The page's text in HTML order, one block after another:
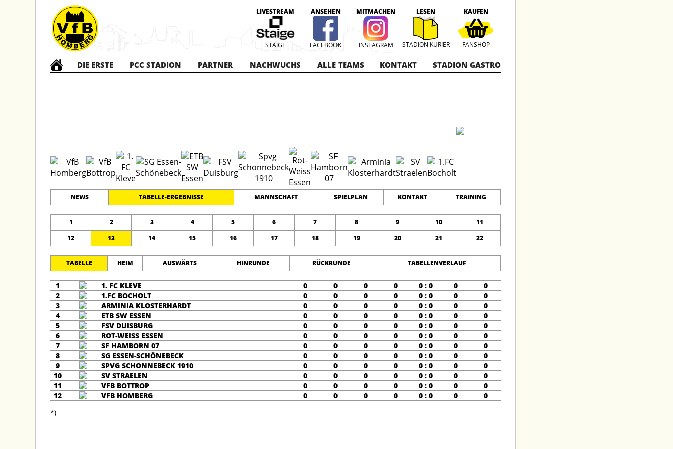
LIVESTREAM
STAIGE
ANSEHEN
FACEBOOK
MITMACHEN
INSTAGRAM
LESEN
STADION KURIER
KAUFEN
FANSHOP
DIE ERSTE PCC STADION PARTNER NACHWUCHS ALLE TEAMS KONTAKT STADION GASTRO
NEWS TABELLE-ERGEBNISSE MANNSCHAFT SPIELPLAN KONTAKT TRAINING
1 2 3 4 5 6 7 8 9 10
11
12
13 14 15 16 17 18 19 20 21 22
TABELLE HEIM AUSWÄRTS HINRUNDE RÜCKRUNDE TABELLENVERLAUF
1 1. FC KLEVE 0 0 0 0 0 : 0 0
0
2
1.FC BOCHOLT 0 0 0 0 0 : 0 0
0
3
ARMINIA KLOSTERHARDT 0 0 0 0 0 : 0 0
0
4
ETB SW ESSEN 0 0 0 0 0 : 0 0
0
5
FSV DUISBURG 0 0 0 0 0 : 0 0
0
6
ROT-WEISS ESSEN 0 0 0 0 0 : 0 0
0
7
SF HAMBORN 07 0 0 0 0 0 : 0 0
0
8
SG ESSEN-SCHÖNEBECK 0 0 0 0 0 : 0 0
0
9
SPVG SCHONNEBECK 1910 0 0 0 0 0 : 0 0
0
10
SV STRAELEN 0 0 0 0 0 : 0 0
0
11
VFB BOTTROP 0 0 0 0 0 : 0 0
0
12
VFB HOMBERG 0 0 0 0 0 : 0 0
0
*)